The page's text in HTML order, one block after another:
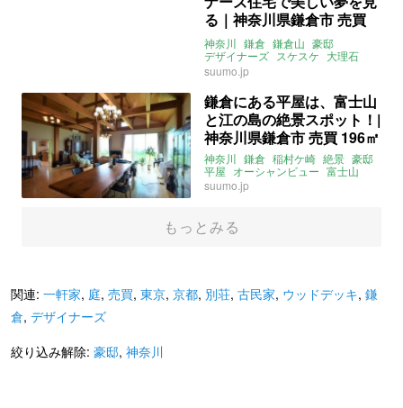
る｜神奈川県鎌倉市 売買
87㎡
神奈川 鎌倉 鎌倉山 豪邸
デザイナーズ スケスケ 大理石
バルコニー
タイル
suumo.jp
鎌倉にある平屋は、富士山
と江の島の絶景スポット！|
神奈川県鎌倉市 売買 196㎡
神奈川 鎌倉 稲村ケ崎 絶景 豪邸
平屋 オーシャンビュー 富士山
家庭菜園
suumo.jp
もっとみる
関連: 一軒家, 庭, 売買, 東京, 京都, 別荘, 古民家, ウッドデッキ, 鎌
倉, デザイナーズ
絞り込み解除: 豪邸, 神奈川